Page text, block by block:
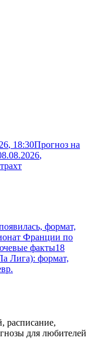
, 18:30Прогноз на
,
формат,
Франции по
факты18
Лига): формат,
расписание,
для любителей